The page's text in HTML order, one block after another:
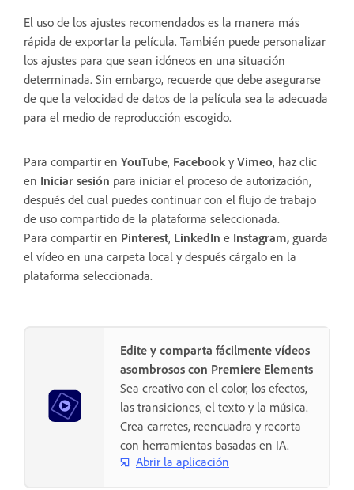
El uso de los ajustes recomendados es la manera más
rápida de exportar la película. También puede personalizar
los ajustes para que sean idóneos en una situación
determinada. Sin embargo, recuerde que debe asegurarse
de que la velocidad de datos de la película sea la adecuada
para el medio de reproducción escogido.
Para compartir en YouTube, Facebook y Vimeo, haz clic
en Iniciar sesión para iniciar el proceso de autorización,
después del cual puedes continuar con el flujo de trabajo
de uso compartido de la plataforma seleccionada.
Para compartir en Pinterest, LinkedIn e Instagram, guarda
el vídeo en una carpeta local y después cárgalo en la
plataforma seleccionada.
Edite y comparta fácilmente vídeos
asombrosos con Premiere Elements
Sea creativo con el color, los efectos,
las transiciones, el texto y la música.
Crea carretes, reencuadra y recorta
con herramientas basadas en IA.
Abrir la aplicación